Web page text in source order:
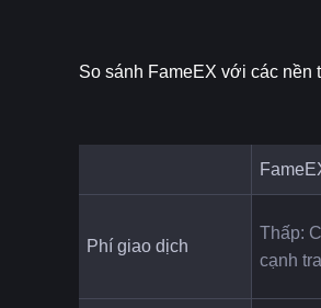
So sánh FameEX với các nền
Phí giao dịch
Thấp:
cạnh